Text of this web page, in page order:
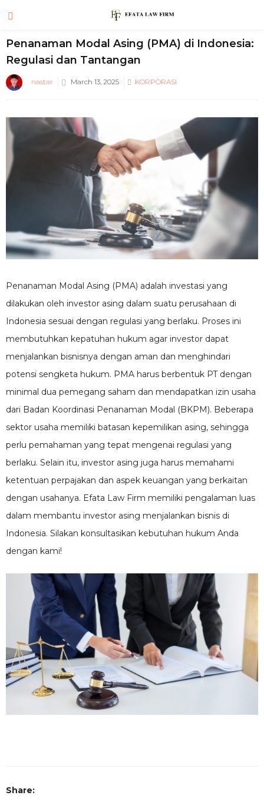
Penanaman Modal Asing (PMA) di Indonesia:
Regulasi dan Tantangan
nastar
Posted
March 13, 2025 KORPORASI
Penanaman Modal Asing (PMA) adalah investasi yang
dilakukan oleh investor asing dalam suatu perusahaan di
Indonesia sesuai dengan regulasi yang berlaku. Proses ini
membutuhkan kepatuhan hukum agar investor dapat
menjalankan bisnisnya dengan aman dan menghindari
potensi sengketa hukum. PMA harus berbentuk PT dengan
minimal dua pemegang saham dan mendapatkan izin usaha
dari Badan Koordinasi Penanaman Modal (BKPM). Beberapa
sektor usaha memiliki batasan kepemilikan asing, sehingga
perlu pemahaman yang tepat mengenai regulasi yang
berlaku. Selain itu, investor asing juga harus memahami
ketentuan perpajakan dan aspek keuangan yang berkaitan
dengan usahanya. Efata Law Firm memiliki pengalaman luas
dalam membantu investor asing menjalankan bisnis di
Indonesia. Silakan konsultasikan kebutuhan hukum Anda
dengan kami!
Share: